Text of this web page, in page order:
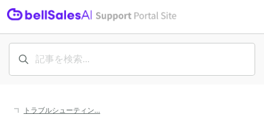
トラブルシューティン…